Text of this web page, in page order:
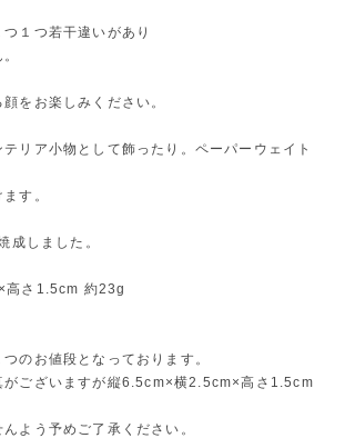
１つ若干違いがあり
をお楽しみください。
リア小物として飾ったり。ペーパーウェイト
す。
成しました。
さ1.5cm 約23g
のお値段となっております。
がございますが縦6.5cm×横2.5cm×高さ1.5cm
よう予めご了承ください。